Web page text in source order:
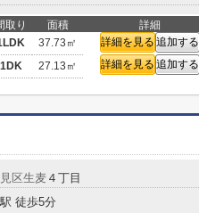
取り 面積 詳細
37.73㎡ 詳細を見る 追加する
1DK 27.13㎡ 詳細を見る 追加する
区生麦 ４丁目
駅 徒歩5分